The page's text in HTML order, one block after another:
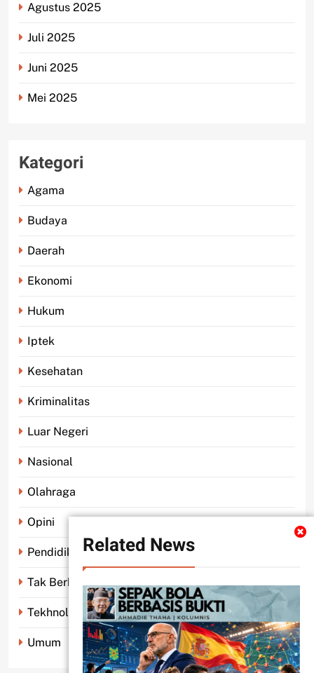
Related News
Agustus 2025
Juli 2025
Juni 2025
Mei 2025
Kategori
Agama
Budaya
Daerah
Ekonomi
Hukum
Iptek
Kesehatan
Kriminalitas
Luar Negeri
Nasional
Olahraga
Opini
Pendidikan
Tak Berkategori
Tekhnologi
Umum